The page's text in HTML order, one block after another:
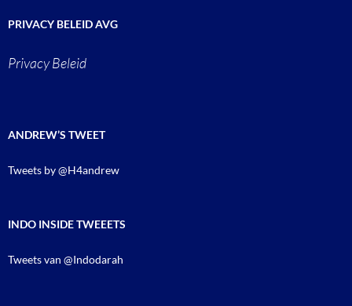
PRIVACY BELEID AVG
Privacy Beleid
ANDREW’S TWEET
Tweets by @H4andrew
INDO INSIDE TWEEETS
Tweets van @Indodarah